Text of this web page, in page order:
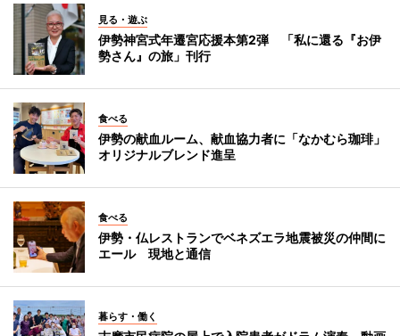
見る・遊ぶ
伊勢神宮式年遷宮応援本第2弾 「私に還る『お伊
勢さん』の旅」刊行
食べる
伊勢の献血ルーム、献血協力者に「なかむら珈琲」
オリジナルブレンド進呈
食べる
伊勢・仏レストランでベネズエラ地震被災の仲間に
エール 現地と通信
暮らす・働く